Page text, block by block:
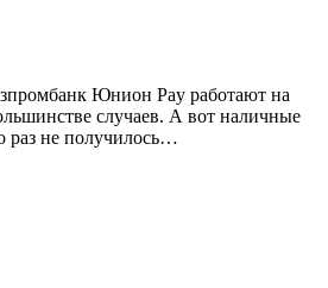
Юнион Pay работают на
случаев. А вот наличные
раз не получилось…